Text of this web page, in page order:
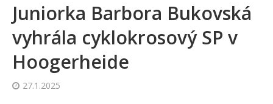
Juniorka Barbora Bukovská
vyhrála cyklokrosový SP v
Hoogerheide
27.1.2025